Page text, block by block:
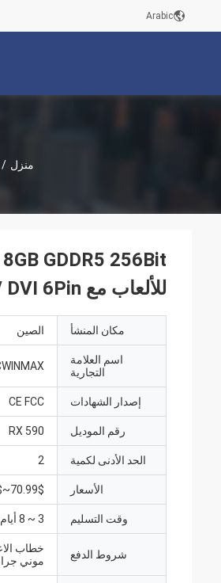
Arabic
منزل /
للألعاب مع DP / HD / DVI 6Pin في المخزون لمجمعي أجهزة الكمبيوتر المكتبية
مكان المنشأ الصين
اسم العلامة
التجارية
إصدار الشهادات CE FCC
رقم الموديل RX 590
الحد الأدنى لكمية 2
الأسعار 70.99$~105.99$
وقت التسليم 3 ~ 8 أيام عمل
شروط الدفع
موني